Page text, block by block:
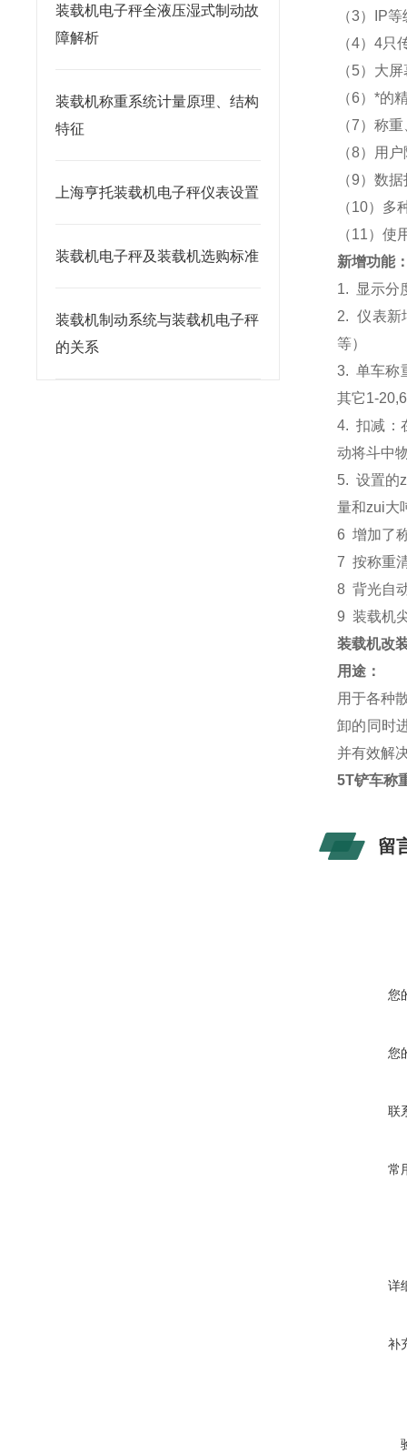
装载机电子秤全液压湿式制动故
障解析
装载机称重系统计量原理、结构
特征
上海亨托装载机电子秤仪表设置
装载机电子秤及装载机选购标准
装载机制动系统与装载机电子秤
的关系
（3）IP
（4）4
（5）大
（6）*的
（7）称
（8）用
（9）数
（10）
（11）
新增功能
1. 显示分
2. 仪表新
等）
3. 单车称
其它1-
4. 扣减：
动将斗中
5. 设置的
量和zui大
6 增加了
7 按称重
8 背光自
9 装载机
装载机改
用途：
用于各种
卸的同时
并有效解
5T铲车称
留
您
您
联
常
详
补